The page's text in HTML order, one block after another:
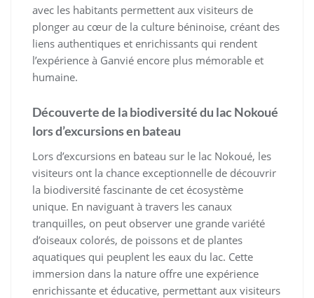
avec les habitants permettent aux visiteurs de
plonger au cœur de la culture béninoise, créant des
liens authentiques et enrichissants qui rendent
l’expérience à Ganvié encore plus mémorable et
humaine.
Découverte de la biodiversité du lac Nokoué
lors d’excursions en bateau
Lors d’excursions en bateau sur le lac Nokoué, les
visiteurs ont la chance exceptionnelle de découvrir
la biodiversité fascinante de cet écosystème
unique. En naviguant à travers les canaux
tranquilles, on peut observer une grande variété
d’oiseaux colorés, de poissons et de plantes
aquatiques qui peuplent les eaux du lac. Cette
immersion dans la nature offre une expérience
enrichissante et éducative, permettant aux visiteurs